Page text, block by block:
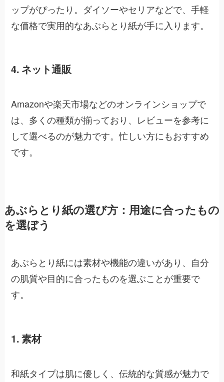
ップがぴったり。ダイソーやセリアなどで、手軽
な価格で実用的なあぶらとり紙が手に入ります。
4. ネット通販
Amazonや楽天市場などのオンラインショップで
は、多くの種類が揃っており、レビューを参考に
して選べるのが魅力です。忙しい方にもおすすめ
です。
あぶらとり紙の選び方：用途に合ったもの
を選ぼう
あぶらとり紙には素材や機能の違いがあり、自分
の肌質や目的に合ったものを選ぶことが重要で
す。
1. 素材
和紙タイプは肌に優しく、伝統的な質感が魅力で